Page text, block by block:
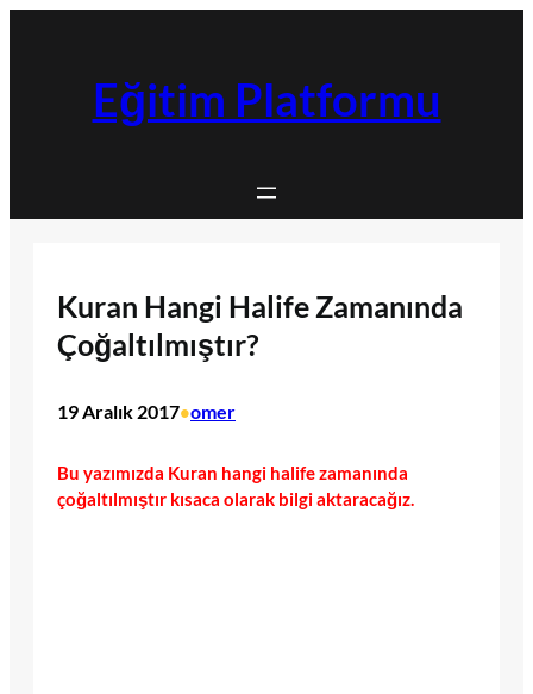
Eğitim Platformu
Kuran Hangi Halife Zamanında
Çoğaltılmıştır?
19 Aralık 2017•omer
Bu yazımızda Kuran hangi halife zamanında
çoğaltılmıştır kısaca olarak bilgi aktaracağız.